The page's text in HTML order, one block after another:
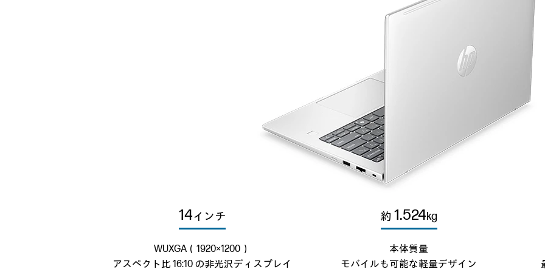
14インチ
WUXGA（1920×1200）
アスペクト比 16:10 の非光沢ディスプレイ
約 1.524kg
本体質量
モバイルも可能な軽量デザイン